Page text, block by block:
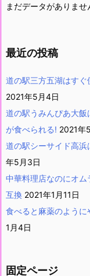
まだデータがありませ
最近の投稿
道の駅三方五湖はす
2021年5月4日
道の駅うみんぴあ大
が食べられる! 2021年
道の駅シーサイド高
年5月3日
中華料理店なのにオ
互換 2021年1月11日
食べると麻薬のよう
1月4日
固定ページ